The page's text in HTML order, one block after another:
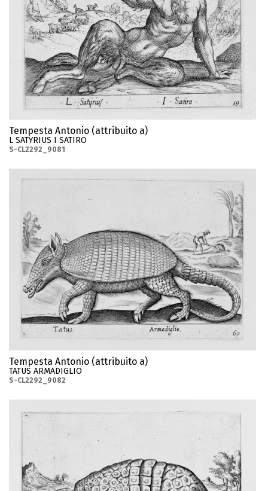
Tempesta Antonio (attribuito a)
L SATYRIUS I SATIRO
S-CL2292_9081
Tempesta Antonio (attribuito a)
TATUS ARMADIGLIO
S-CL2292_9082